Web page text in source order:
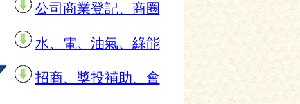
公司商業登記、商圈
水、電、油氣、綠能
招商、獎投補助、會